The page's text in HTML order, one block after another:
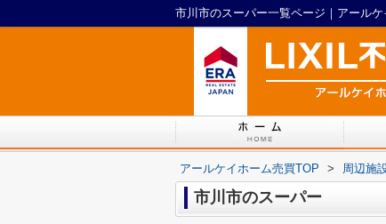
市川市のスーパー一覧ページ｜アールケ
アールケイホーム売買TOP > 周辺施
市川市のスーパー